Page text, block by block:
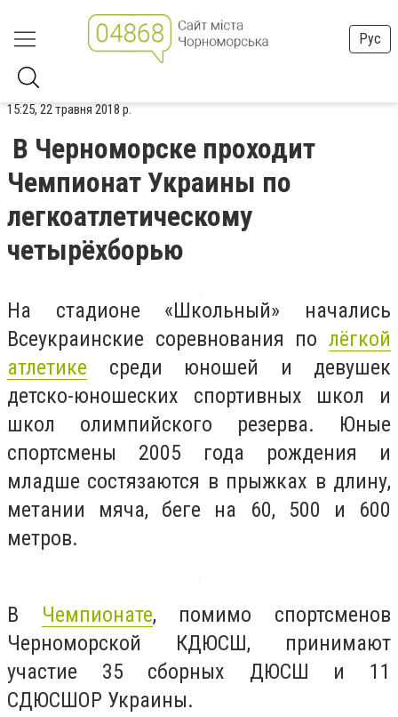
Рус
15:25, 22 травня 2018 р.
В Черноморске проходит
Чемпионат Украины по
легкоатлетическому
четырёхборью
На стадионе «Школьный» начались
Всеукраинские соревнования по лёгкой
атлетике среди юношей и девушек
детско-юношеских спортивных школ и
школ олимпийского резерва. Юные
спортсмены 2005 года рождения и
младше состязаются в прыжках в длину,
метании мяча, беге на 60, 500 и 600
метров.
В Чемпионате, помимо спортсменов
Черноморской КДЮСШ, принимают
участие 35 сборных ДЮСШ и 11
СДЮСШОР Украины.